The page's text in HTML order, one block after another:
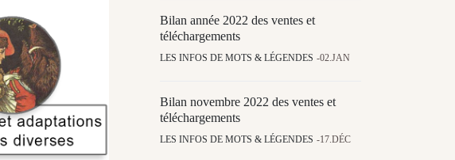
Bilan année 2022 des ventes et
téléchargements
LES INFOS DE MOTS & LÉGENDES 02.JAN
Bilan novembre 2022 des ventes et
téléchargements
LES INFOS DE MOTS & LÉGENDES 17.DÉC